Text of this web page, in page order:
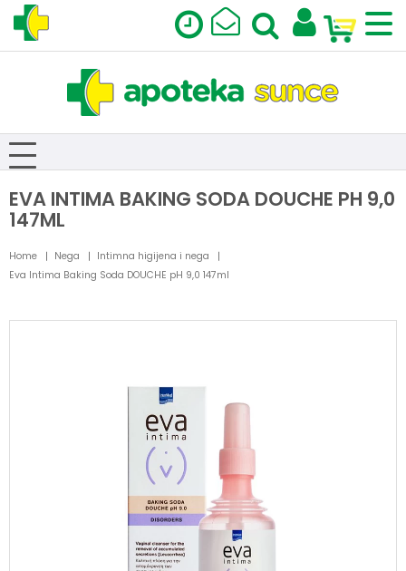
EVA INTIMA BAKING SODA DOUCHE PH 9,0
147ML
Home Nega
Intimna higijena i nega
Eva Intima Baking Soda DOUCHE pH 9,0 147ml